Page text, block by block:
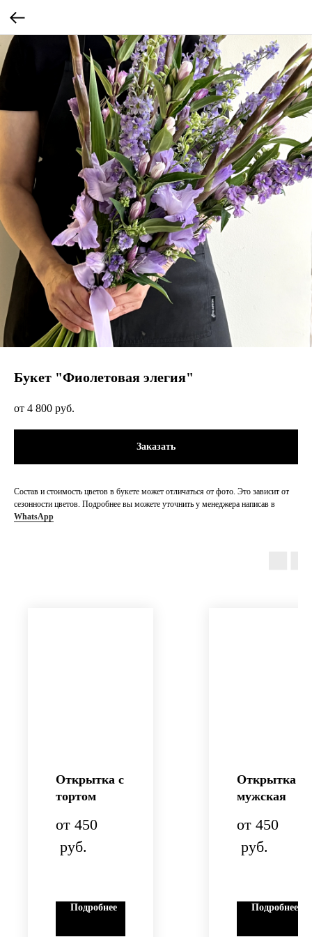
Букет "Фиолетовая элегия"
4 800 руб.
Заказать
Состав и стоимость цветов в букете может отличаться от фото. Это зависит от
сезонности цветов. Подробнее вы можете уточнить у менеджера написав в
WhatsApp
Открытка с
тортом
450
руб.
Подробнее
Открытка
мужская
450
руб.
Подробнее